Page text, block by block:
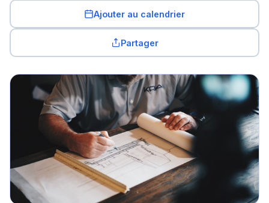
Ajouter au calendrier
Partager